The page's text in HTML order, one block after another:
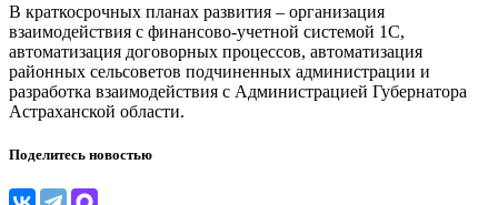
В краткосрочных планах развития – организация
взаимодействия с финансово-учетной системой 1С,
автоматизация договорных процессов, автоматизация
районных сельсоветов подчиненных администрации и
разработка взаимодействия с Администрацией Губернатора
Астраханской области.
Поделитесь новостью